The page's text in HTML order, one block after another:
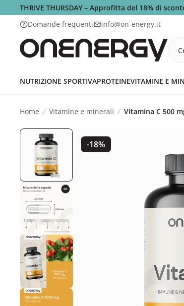
THRIVE THURSDAY – Approfitta del 18% di
Domande frequenti
info@on-energy.it
NUTRIZIONE SPORTIVAPROTEINEVITAMINE E
Home Vitamine e minerali Vitamina C 500
-18%